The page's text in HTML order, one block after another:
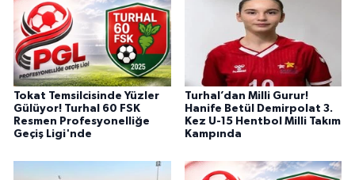
Tokat Temsilcisinde Yüzler
Gülüyor! Turhal 60 FSK
Resmen Profesyonelliğe
Geçiş Ligi'nde
Turhal’dan Milli Gurur!
Hanife Betül Demirpolat 3.
Kez U-15 Hentbol Milli Takım
Kampında